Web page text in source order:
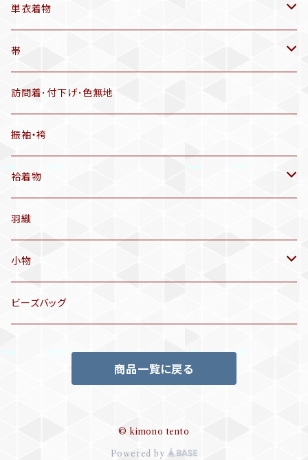
帯揚げ
羽織
半幅帯
有松絞り浴衣(6～9月頃)
単衣着物
アンティーク着物
リサイクル着物
帯
リサイクル帯
アンティーク帯
アンティーク仕立てかえ帯
名古屋帯
洒落袋帯
袋帯
訪問着･付下げ･色無地
振袖・袴
袷着物
アンティーク着物
リサイクル着物
訪問着、付下げ、色無地
リサイクル色無地
羽織
小物
帯揚げ
ビーズバッグ
商品一覧に戻る
© kimono tento
Powered by